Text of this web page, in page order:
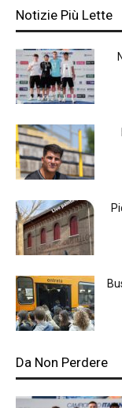
Notizie Più Lette
Da Non Perdere